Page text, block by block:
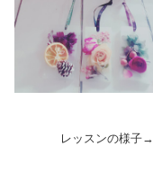
レッスンの様子→